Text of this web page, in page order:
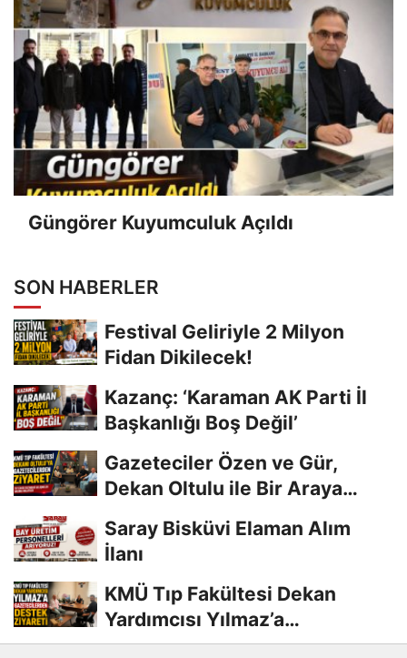
Güngörer Kuyumculuk Açıldı
SON HABERLER
Festival Geliriyle 2 Milyon
Fidan Dikilecek!
Kazanç: ‘Karaman AK Parti İl
Başkanlığı Boş Değil’
Gazeteciler Özen ve Gür,
Dekan Oltulu ile Bir Araya
Saray Bisküvi Elaman Alım
İlanı
KMÜ Tıp Fakültesi Dekan
Yardımcısı Yılmaz’a
Gazetecilerden Destek...